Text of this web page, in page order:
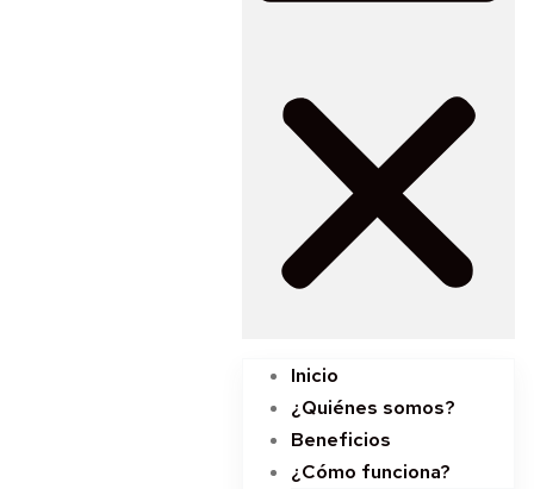
Inicio
¿Quiénes somos?
Beneficios
¿Cómo funciona?